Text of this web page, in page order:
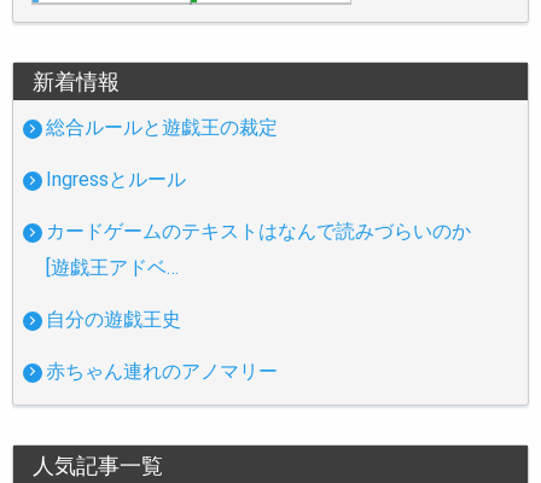
新着情報
総合ルールと遊戯王の裁定
Ingressとルール
カードゲームのテキストはなんで読みづらいのか
[遊戯王アドベ…
自分の遊戯王史
赤ちゃん連れのアノマリー
人気記事一覧